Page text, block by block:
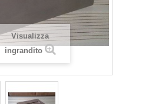
Visualizza
ingrandito